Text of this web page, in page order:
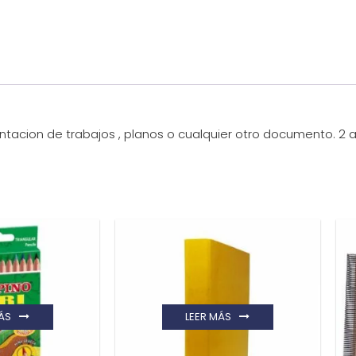
de trabajos , planos o cualquier otro documento. 2
LEER MÁS